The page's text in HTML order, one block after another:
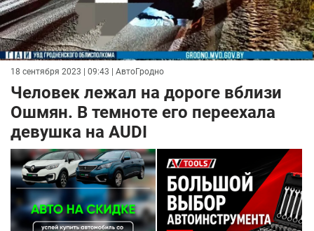
18 сентября 2023 | 09:43 | АвтоГродно
Человек лежал на дороге вблизи
Ошмян. В темноте его переехала
девушка на AUDI